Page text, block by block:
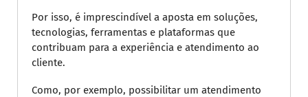
Por isso, é imprescindível a aposta em soluções,
tecnologias, ferramentas e plataformas que
contribuam para a experiência e atendimento ao
cliente.
Como, por exemplo, possibilitar um atendimento